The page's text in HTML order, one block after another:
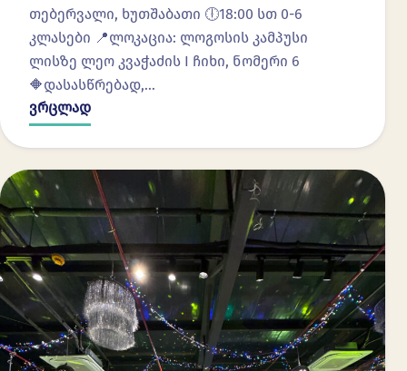
თებერვალი, ხუთშაბათი 🕕18:00 სთ 0-6
კლასები 📍ლოკაცია: ლოგოსის კამპუსი
ლისზე ლეო კვაჭაძის I ჩიხი, ნომერი 6
🔶დასასწრებად,…
ვრცლად